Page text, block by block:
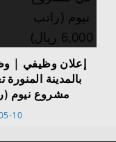
إعلان وظيفي |
مشروع نيوم (راتب
10